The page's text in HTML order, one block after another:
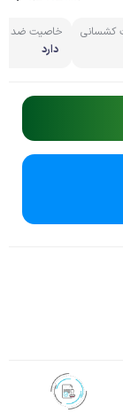
کشسانی
خاصیت ضد بو
دارد